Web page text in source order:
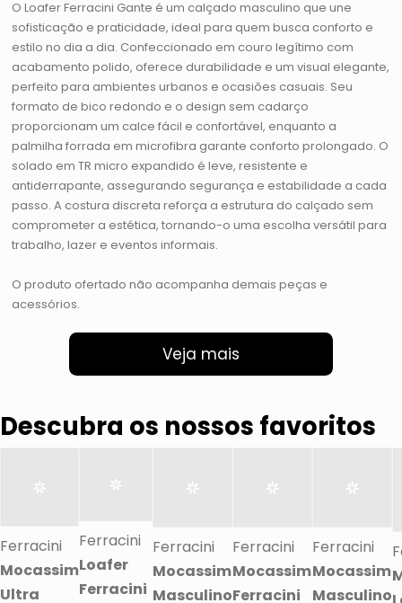
O Loafer Ferracini Gante é um calçado masculino que une
sofisticação e praticidade, ideal para quem busca conforto e
estilo no dia a dia. Confeccionado em couro legítimo com
acabamento polido, oferece durabilidade e um visual elegante,
perfeito para ambientes urbanos e ocasiões casuais. Seu
formato de bico redondo e o design sem cadarço
proporcionam um calce fácil e confortável, enquanto a
palmilha forrada em microfibra garante conforto prolongado. O
solado em TR micro expandido é leve, resistente e
antiderrapante, assegurando segurança e estabilidade a cada
passo. A costura discreta reforça a estrutura do calçado sem
comprometer a estética, tornando-o uma escolha versátil para
trabalho, lazer e eventos informais.
O produto ofertado não acompanha demais peças e
acessórios.
Veja mais
Descubra os nossos favoritos
Ferracini
Mocassim
Ultra
Ferracini
Loafer
Ferracini
Ferracini
Mocassim
Masculino
Ferracini
Mocassim
Ferracini
Ferracini
Mocassim
Masculino